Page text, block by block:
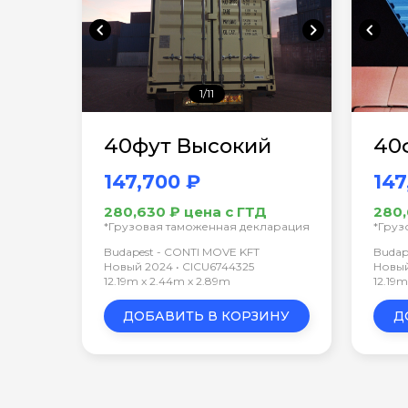
chevron_left chevron_right
1/11
40фут Высокий
147,700 ₽
280,630 ₽ цена с ГТД
*Грузовая таможенная декларация
Budapest - CONTI MOVE KFT
Новый 2024 • CICU6744325
12.19m x 2.44m x 2.89m
ДОБАВИТЬ В КОРЗИНУ
chevron_left